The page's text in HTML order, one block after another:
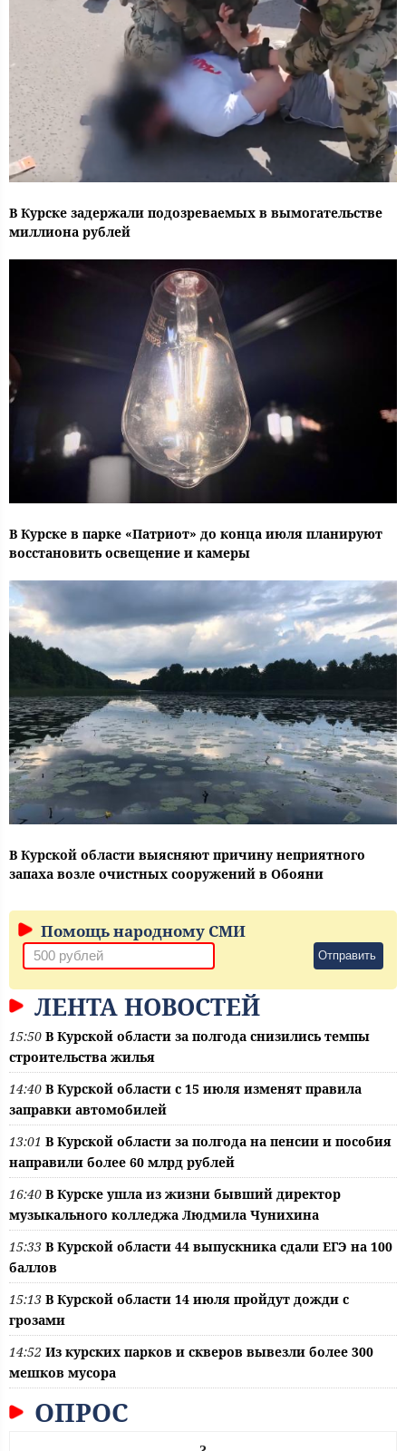
В Курске задержали подозреваемых в вымогательстве
миллиона рублей
В Курске в парке «Патриот» до конца июля планируют
восстановить освещение и камеры
В Курской области выясняют причину неприятного
запаха возле очистных сооружений в Обояни
Помощь народному СМИ
Отправить
ЛЕНТА НОВОСТЕЙ
15:50 В Курской области за полгода снизились темпы
строительства жилья
14:40 В Курской области с 15 июля изменят правила
заправки автомобилей
13:01 В Курской области за полгода на пенсии и пособия
направили более 60 млрд рублей
16:40 В Курске ушла из жизни бывший директор
музыкального колледжа Людмила Чунихина
15:33 В Курской области 44 выпускника сдали ЕГЭ на 100
баллов
15:13 В Курской области 14 июля пройдут дожди с
грозами
14:52 Из курских парков и скверов вывезли более 300
мешков мусора
ОПРОС